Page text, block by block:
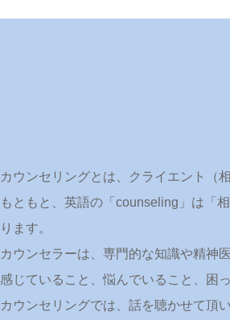
カウンセリングとは、クライエント（
もともと、英語の「counseling」は「
ります。
カウンセラーは、専門的な知識や精神
感じていること、悩んでいること、困
カウンセリングでは、話を聴かせて頂